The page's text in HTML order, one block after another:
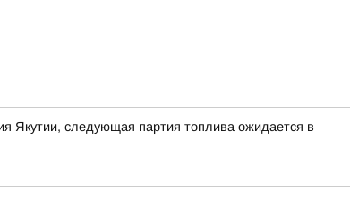
Якутии, следующая партия топлива ожидается в